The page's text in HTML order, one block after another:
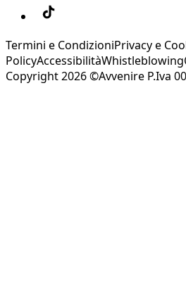
Termini e CondizioniPrivacy e
PolicyAccessibilitàWhistleblowing
Copyright 2026 ©Avvenire P.Iva